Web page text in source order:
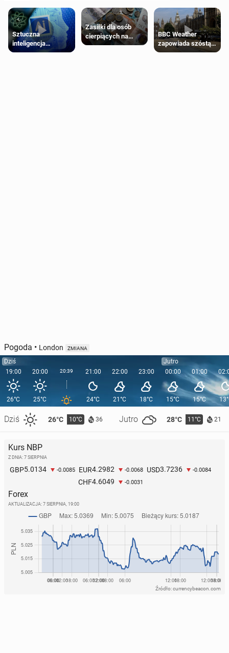
Sztuczna
inteligencja
próbowała oszukać
Zasiłki dla osób
cierpiących na
schorzenia
BBC Weather
zapowiada szóstą
falę upałów w
Pogoda • London ZMIANA
Dziś
19:00
26°C
Dziś 26°C 10°C 36 Jutro 28°C 11°C 21
20:00
25°C
20:39 21:00
24°C
22:00
21°C
23:00
18°C
Jutro
00:00
15°C
01:00
15°C
Kurs NBP
Z DNIA: 7 SIERPNIA
GBP5.0134 -0.0085 EUR4.2982 -0.0068 USD3.7236 -0.0084
CHF4.6049 -0.0031
Forex
AKTUALIZACJA: 7 SIERPNIA, 19:00
Źródło: currencybeacon.com